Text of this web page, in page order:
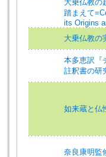
大乗仏教の
踏まえて
its Origins
大乗仏教の
本多恵訳『
註釈書の研
如来蔵と仏
奈良康明監